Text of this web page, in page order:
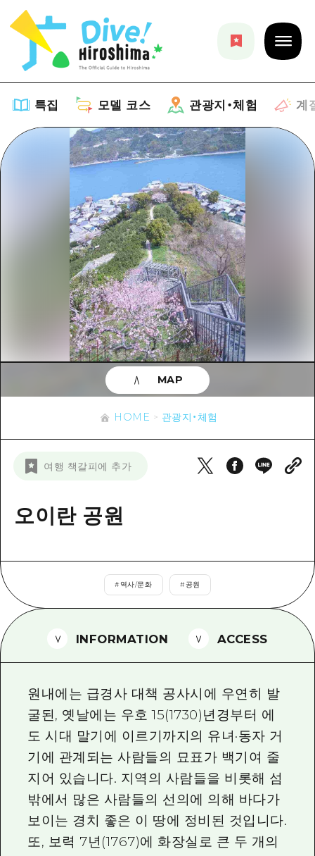
특집 모델 코스 관광지・체험 계
특집
목록
추천
아트
이벤트/축제
음식/술
사이클링
쇼핑
스포츠
나이트 라이프
기준
치유
자연
모델 코스
목록
Dive! Hiroshima 공식 가이드
Hiroshima Moshimo Travel
히로시마시 주변
아키(安芸)
빈고(備後)
미야지마(宮島) 주변
빠른 여행
반나절
1박 2일
2박 3일
관광지・체험
목록
히로시마시 주변
아키(安芸)
빈고(備後)
비북(備北)
게이호쿠(芸北)
야마구치(山口)현 동부
시마네(島根)현
계절 정보
이벤트
유용한 정보
목록
접근
히로시마 OMOTENASHI 패스
외국인 여행자용 거리 관광안내소
사진 다운로드
재해가 발생했을 때의 교통 정보
관광 안내 책자
뉴스
HOME 관광지・체험
여행 책갈피에 추가
오이란 공원
# 역사/문화 #공원
MAP
INFORMATION ACCESS
원내에는 급경사 대책 공사시에 우연히 발
굴된, 옛날에는 우호 15(1730)년경부터 에
도 시대 말기에 이르기까지의 유녀·동자 거
기에 관계되는 사람들의 묘표가 백기여 줄
지어 있습니다. 지역의 사람들을 비롯해 섬
밖에서 많은 사람들의 선의에 의해 바다가
보이는 경치 좋은 이 땅에 정비된 것입니다.
또, 보력 7년(1767)에 화장실로 큰 두 개의